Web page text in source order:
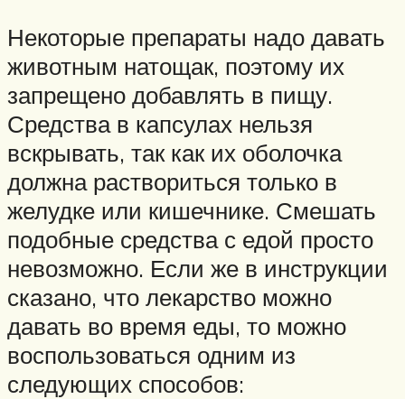
Некоторые препараты надо давать
животным натощак, поэтому их
запрещено добавлять в пищу.
Средства в капсулах нельзя
вскрывать, так как их оболочка
должна раствориться только в
желудке или кишечнике. Смешать
подобные средства с едой просто
невозможно. Если же в инструкции
сказано, что лекарство можно
давать во время еды, то можно
воспользоваться одним из
следующих способов: